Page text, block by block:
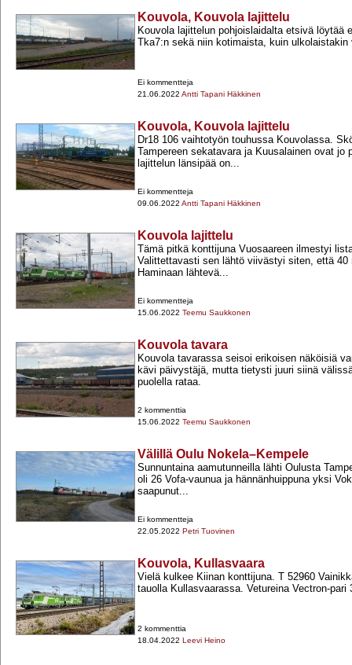
Kouvola, Kouvola lajittelu
Kouvola lajittelun pohjoislaidalta etsivä löytää
Tka7:n sekä niin kotimaista, kuin ulkolaistakin
Ei kommentteja
21.06.2022 Antti Tapani Häkkinen
Kouvola, Kouvola lajittelu
Dr18 106 vaihtotyön touhussa Kouvolassa.
Tampereen sekatavara ja Kuusalainen ovat jo
lajittelun länsipää on...
Ei kommentteja
09.06.2022 Antti Tapani Häkkinen
Kouvola lajittelu
Tämä pitkä konttijuna Vuosaareen ilmestyi
Valittettavasti sen lähtö viivästyi siten, että 40
Haminaan lähtevä...
Ei kommentteja
15.06.2022 Teemu Saukkonen
Kouvola tavara
Kouvola tavarassa seisoi erikoisen näköisiä
kävi päivystäjä, mutta tietysti juuri siinä
puolella rataa.
2 kommenttia
15.06.2022 Teemu Saukkonen
Välillä Oulu Nokela–Kempele
Sunnuntaina aamutunneilla lähti Oulusta
oli 26 Vofa-​vaunua ja hännänhuippuna yksi
saapunut...
Ei kommentteja
22.05.2022 Petri Tuovinen
Kouvola, Kullasvaara
Vielä kulkee Kiinan konttijuna. T 52960
tauolla Kullasvaarassa. Vetureina Vectron-​pari
2 kommenttia
18.04.2022 Leevi Heino